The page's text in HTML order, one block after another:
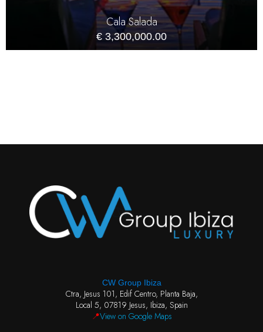
Cala Salada
€ 3,300,000.00
CW Group Ibiza
Ctra, Jesus 101, Edif Centro, Planta Baja,
Local 5, 07819 Jesus, Ibiza, Spain
📍View on Google Maps